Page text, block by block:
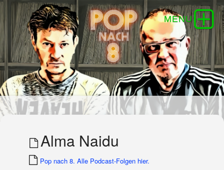
Alma Naidu
Pop nach 8. Alle Podcast-Folgen hier.